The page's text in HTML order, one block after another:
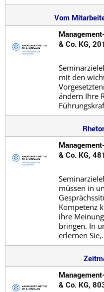
Vom
& Co. KG,
mit den
ändern Ihre
& Co. KG,
müssen in
Kompetenz
ihre
bringen. In
erlernen
& Co. KG,